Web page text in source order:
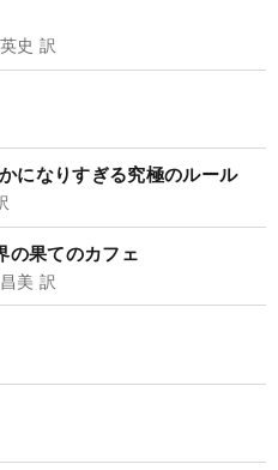
史 訳
になりすぎる究極のルール
の果てのカフェ
美 訳